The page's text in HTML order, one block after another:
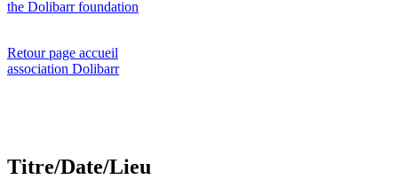
the Dolibarr foundation
Retour page accueil
association Dolibarr
Titre/Date/Lieu